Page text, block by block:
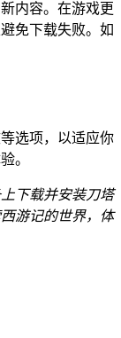
内容。在游戏更
免下载失败。如
选项，以适应你
。
下载并安装刀塔
游记的世界，体